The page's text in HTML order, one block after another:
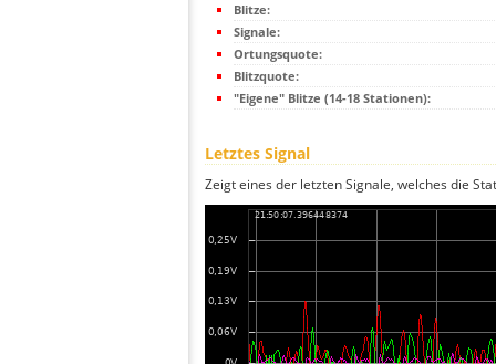
Blitze:
Signale:
Ortungsquote:
Blitzquote:
"Eigene" Blitze (14-18 Stationen):
Letztes Signal
Zeigt eines der letzten Signale, welches die